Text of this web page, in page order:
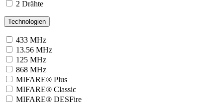
2 Drähte
Technologien
433 MHz
13.56 MHz
125 MHz
868 MHz
MIFARE® Plus
MIFARE® Classic
MIFARE® DESFire